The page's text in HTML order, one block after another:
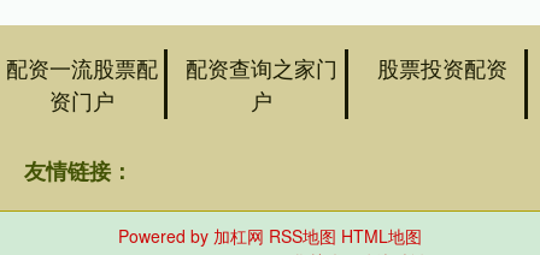
配资一流股票配
资门户
配资查询之家门
户
股票投资配资
友情链接：
Powered by 加杠网 RSS地图 HTML地图